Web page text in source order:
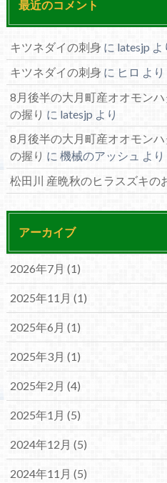
最近のコメント
キツネダイの刺身 に latesjpよ
キツネダイの刺身 に ヒロ より
8月後半の大月町産オオモン
の握り に latesjpより
8月後半の大月町産オオモン
の握り に 機械のアッシュ より
松田川 産晩秋のヒラスズキの
アーカイブ
2026年7月 (1)
2025年11月 (1)
2025年6月 (1)
2025年3月 (1)
2025年2月 (4)
2025年1月 (5)
2024年12月 (5)
2024年11月 (5)